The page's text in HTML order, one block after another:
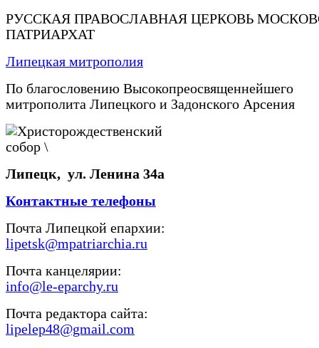
РУССКАЯ ПРАВОСЛАВНАЯ ЦЕРКОВЬ
ПАТРИАРХАТ
Липецкая митрополия
По благословению Высокопреосвященнейшего
митрополита Липецкого и Задонского Арсения
Липецк, ул. Ленина 34а
Контактные телефоны
Почта Липецкой епархии:
lipetsk@mpatriarchia.ru
Почта канцелярии:
info@le-eparchy.ru
Почта редактора сайта:
lipelep48@gmail.com